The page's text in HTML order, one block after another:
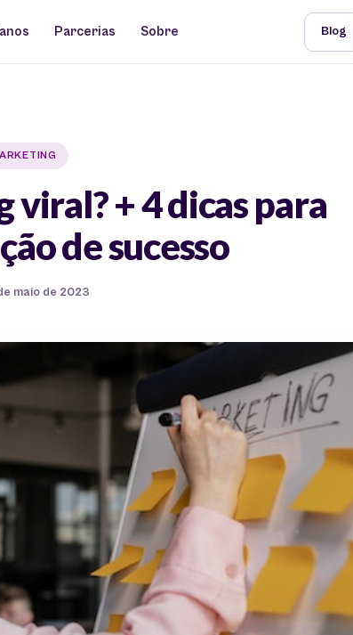
Parcerias Sobre Blog
viral? + 4 dicas para
de sucesso
maio de 2023